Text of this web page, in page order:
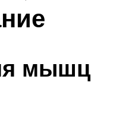
мышц